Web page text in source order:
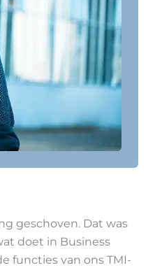
geschoven. Dat was
doet in Business
functies van ons TMI-